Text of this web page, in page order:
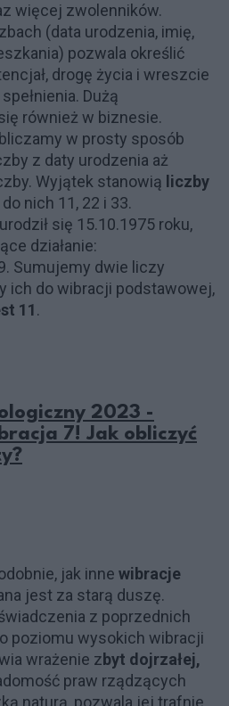
więcej zwolenników.
(data urodzenia, imię,
pozwala określić
drogę życia i wreszcie
Dużą
również w biznesie.
w prosty sposób
z daty urodzenia aż
Wyjątek stanowią liczby
nich 11, 22 i 33.
się 15.10.1975 roku,
działanie:
Sumujemy dwie liczy
ich do wibracji podstawowej,
11.
2023 -
7! Jak obliczyć
jak inne wibracje
jest za starą duszę.
z poprzednich
poziomu wysokich wibracji
wrażenie zbyt dojrzałej,
praw rządzących
naturą, pozwala jej trafnie